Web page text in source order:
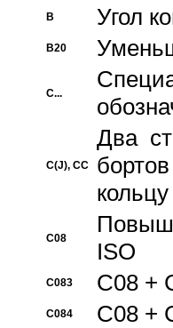
B Угол
B20
C...
C(J), CC
Два
кольцу
C08
ISO
C083 C08 +
C084 C08 +